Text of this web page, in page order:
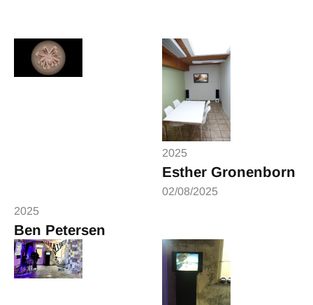
2025
Ben Petersen
05/08/2025
2025
Esther Gronenborn
02/08/2025